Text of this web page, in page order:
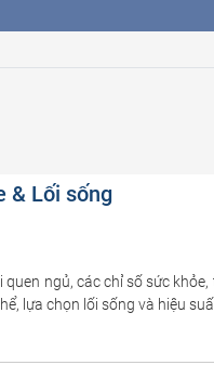
& Lối sống
ngủ, các chỉ số sức
lựa chọn lối sống và hiệu